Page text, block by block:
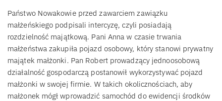
Państwo Nowakowie przed zawarciem zawiązku
małżeńskiego podpisali intercyzę, czyli posiadają
rozdzielność majątkową. Pani Anna w czasie trwania
małżeństwa zakupiła pojazd osobowy, który stanowi prywatny
majątek małżonki. Pan Robert prowadzący jednoosobową
działalność gospodarczą postanowił wykorzystywać pojazd
małżonki w swojej firmie. W takich okolicznościach, aby
małżonek mógł wprowadzić samochód do ewidencji środków